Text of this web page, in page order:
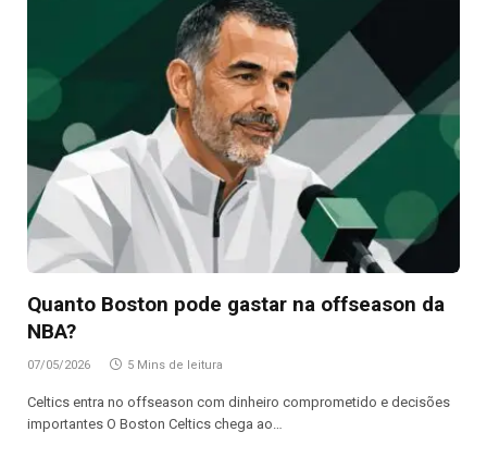
Quanto Boston pode gastar na offseason da
NBA?
07/05/2026 5 Mins de leitura
Celtics entra no offseason com dinheiro comprometido e decisões
importantes O Boston Celtics chega ao…